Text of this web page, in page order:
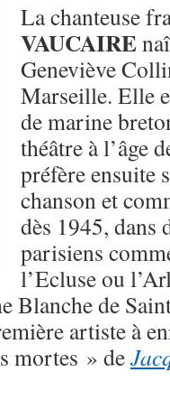
La chanteuse
VAUCAIRE
Geneviève
Marseille. Elle
de marine
théâtre à l’âge
préfère ensuite
chanson et
dès 1945, dans
parisiens
l’Ecluse ou
Blanche de
artiste à
mortes » de